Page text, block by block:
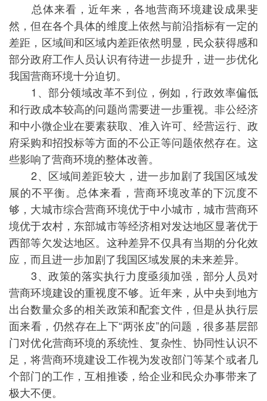
总体来看，近年来，各地营商环境建设成果斐
然，但在各个具体的维度上依然与前沿指标有一定的
差距，区域间和区域内差距依然明显，民众获得感和
部分政府工作人员认识有待进一步提升，进一步优化
我国营商环境十分迫切。
1、部分领域改革不到位，例如，行政效率偏低
和行政成本较高的问题尚需要进一步重视。非公经济
和中小微企业在要素获取、准入许可、经营运行、政
府采购和招投标等方面的不公正等问题依然存在。这
些影响了营商环境的整体改善。
2、区域间差距较大，进一步加剧了我国区域发
展的不平衡。总体来看，营商环境改革的下沉度不
够，大城市综合营商环境优于中小城市，城市营商环
境优于农村，东部城市等经济相对发达地区显著优于
西部等欠发达地区。这种差异不仅具有当期的分化效
应，而且进一步加剧了我国区域发展的未来差异。
3、政策的落实执行力度亟须加强，部分人员对
营商环境建设的重视度不够。近年来，从中央到地方
出台数量众多的相关政策和配套文件，但是从执行层
面来看，仍然存在上下“两张皮”的问题，很多基层部
门对优化营商环境的系统性、复杂性、协同性认识不
足，将营商环境建设工作视为发改部门等某个或者几
个部门的工作，互相推诿，给企业和民众办事带来了
极大不便。